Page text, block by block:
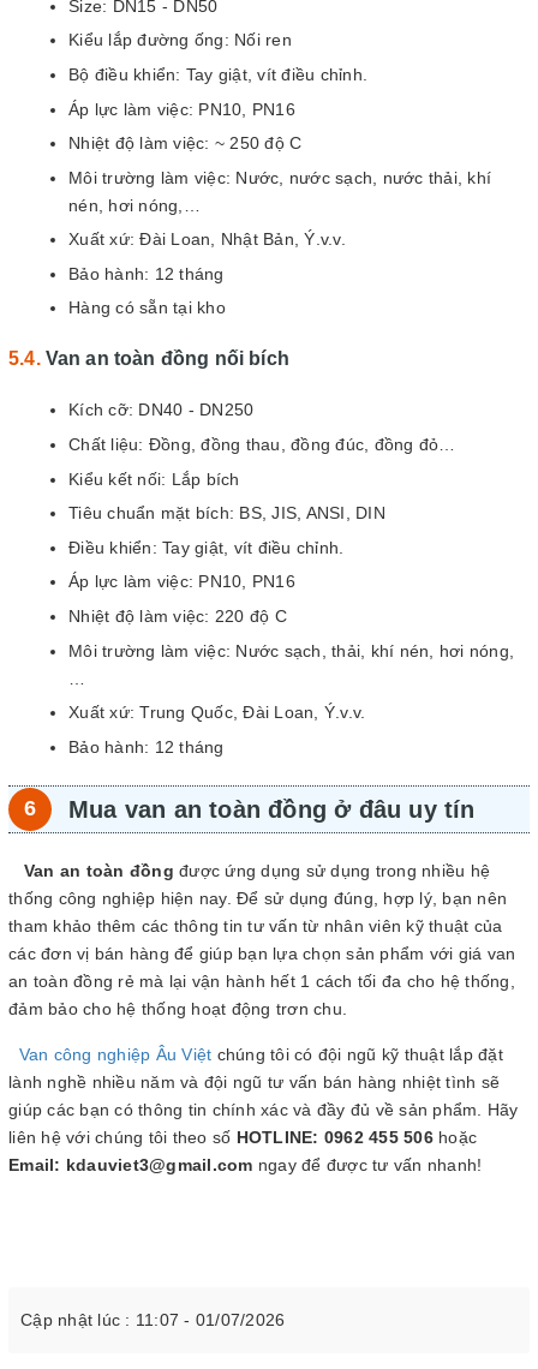
Size: DN15 - DN50
Kiểu lắp đường ống: Nối ren
Bộ điều khiển: Tay giật, vít điều chỉnh.
Áp lực làm việc: PN10, PN16
Nhiệt độ làm việc: ~ 250 độ C
Môi trường làm việc: Nước, nước sạch, nước thải, khí
nén, hơi nóng,…
Xuất xứ: Đài Loan, Nhật Bản, Ý.v.v.
Bảo hành: 12 tháng
Hàng có sẵn tại kho
Van an toàn đồng nối bích
Kích cỡ: DN40 - DN250
Chất liệu: Đồng, đồng thau, đồng đúc, đồng đỏ…
Kiểu kết nối: Lắp bích
Tiêu chuẩn mặt bích: BS, JIS, ANSI, DIN
Điều khiển: Tay giật, vít điều chỉnh.
Áp lực làm việc: PN10, PN16
Nhiệt độ làm việc: 220 độ C
Môi trường làm việc: Nước sạch, thải, khí nén, hơi nóng,
Xuất xứ: Trung Quốc, Đài Loan, Ý.v.v.
Bảo hành: 12 tháng
Mua van an toàn đồng ở đâu uy tín
Van an toàn đồng được ứng dụng sử dụng trong nhiều hệ
thống công nghiệp hiện nay. Để sử dụng đúng, hợp lý, bạn nên
tham khảo thêm các thông tin tư vấn từ nhân viên kỹ thuật của
các đơn vị bán hàng để giúp bạn lựa chọn sản phẩm với giá van
an toàn đồng rẻ mà lại vận hành hết 1 cách tối đa cho hệ thống,
đảm bảo cho hệ thống hoạt động trơn chu.
Van công nghiệp Âu Việt chúng tôi có đội ngũ kỹ thuật lắp đặt
lành nghề nhiều năm và đội ngũ tư vấn bán hàng nhiệt tình sẽ
giúp các bạn có thông tin chính xác và đầy đủ về sản phẩm. Hãy
liên hệ với chúng tôi theo số HOTLINE: 0962 455 506hoặc
Email: kdauviet3@gmail.com ngay để được tư vấn nhanh!
Cập nhật lúc : 11:07 - 01/07/2026